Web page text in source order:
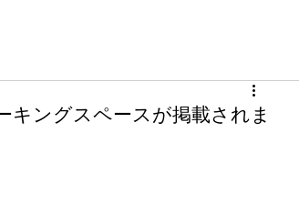
キングスペースが掲載されま